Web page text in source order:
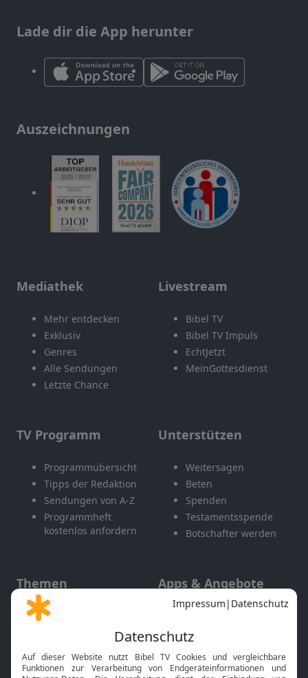
Lade dir die App herunter
Auszeichnungen
Mediathek
Mehr entdecken
Exklusiv
Genres
Alle Sendungen
Letzte Chance
Livestream
Bibel TV
Bibel TV Impuls
EchtJetzt
MeinGottesdienst
TV Programm
Programmübersicht
Tipps der Redaktion
Sendungen von A-Z
Programmheft
kostenlos anfordern
Unterstützen
Weitersagen
Beten
Spenden
Testamentsspende
Botschafter werden
Themen
Gott und Bibel erklärt
Neuigkeiten
Apps & Angebote
Mobile App
Smart TV